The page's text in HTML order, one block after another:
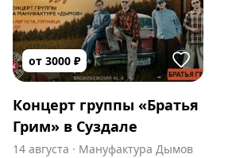
от 3000 ₽
Концерт группы «Братья
Грим» в Суздале
14 августа · Мануфактура Дымов